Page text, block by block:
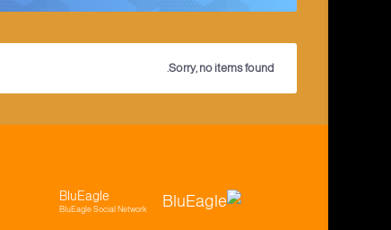
Sorry, no items found.
BluEagle
BluEagle Social Network